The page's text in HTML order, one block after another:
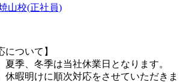
山校(正社員)
について】
夏季、冬季は当社休業日となります。
休暇明けに順次対応をさせていただきま